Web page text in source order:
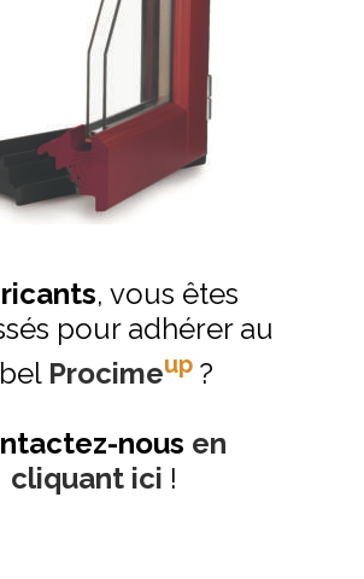
, vous êtes
pour adhérer au
Procimeup ?
nous en
cliquant ici !